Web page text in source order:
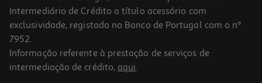
-40%
O Diário De Um Banana 1
Intermediário de Crédito a título acessório com
exclusividade, registado no Banco de Portugal com o nº
7952.
Informação referente à prestação de serviços de
intermediação de crédito, aqui.